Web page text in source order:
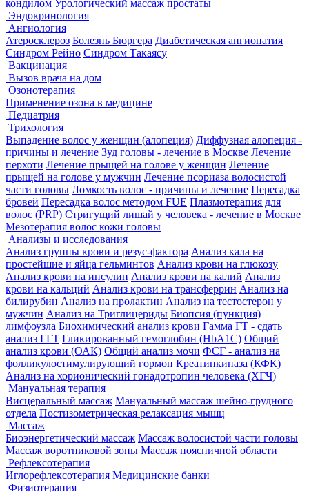
кондилом Урологический массаж простаты
Эндокринология
Ангиология
Атеросклероз Болезнь Бюргера Диабетическая ангиопатия
Синдром Рейно Синдром Такаясу
Вакцинация
Вызов врача на дом
Озонотерапия
Применение озона в медицине
Педиатрия
Трихология
Выпадение волос у женщин (алопеция) Диффузная алопеция -
причины и лечение Зуд головы - лечение в Москве Лечение
перхоти Лечение прыщей на голове у женщин Лечение
прыщей на голове у мужчин Лечение псориаза волосистой
части головы Ломкость волос - причины и лечение Пересадка
бровей Пересадка волос методом FUE Плазмотерапия для
волос (PRP) Стригущий лишай у человека - лечение в Москве
Мезотерапия волос кожи головы
Анализы и исследования
Анализ группы крови и резус-фактора Анализ кала на
простейшие и яйца гельминтов Анализ крови на глюкозу
Анализ крови на инсулин Анализ крови на калий Анализ
крови на кальций Анализ крови на трансферрин Анализ на
билирубин Анализ на пролактин Анализ на тестостерон у
мужчин Анализ на Триглицериды Биопсия (пункция)
лимфоузла Биохимический анализ крови Гамма ГТ - сдать
анализ ГГТ Гликированный гемоглобин (HbA1С) Общий
анализ крови (ОАК) Общий анализ мочи ФСГ - анализ на
фолликулостимулирующий гормон Креатинкиназа (КФК)
Анализ на хорионический гонадотропин человека (ХГЧ)
Мануальная терапия
Висцеральный массаж Мануальный массаж шейно-грудного
отдела Постизометрическая релаксация мышц
Массаж
Биоэнергетический массаж Массаж волосистой части головы
Массаж воротниковой зоны Массаж поясничной области
Рефлексотерапия
Иглорефлексотерапия Медицинские банки
Физиотерапия